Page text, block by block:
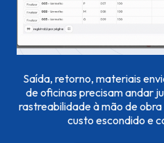
Saída, retorno, materiais
de oficinas precisam andar
rastreabilidade à mão de
custo escondido e